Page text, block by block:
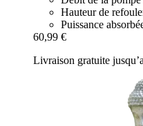
Hauteur de
Puissance
60,99 €
Livraison gratuite